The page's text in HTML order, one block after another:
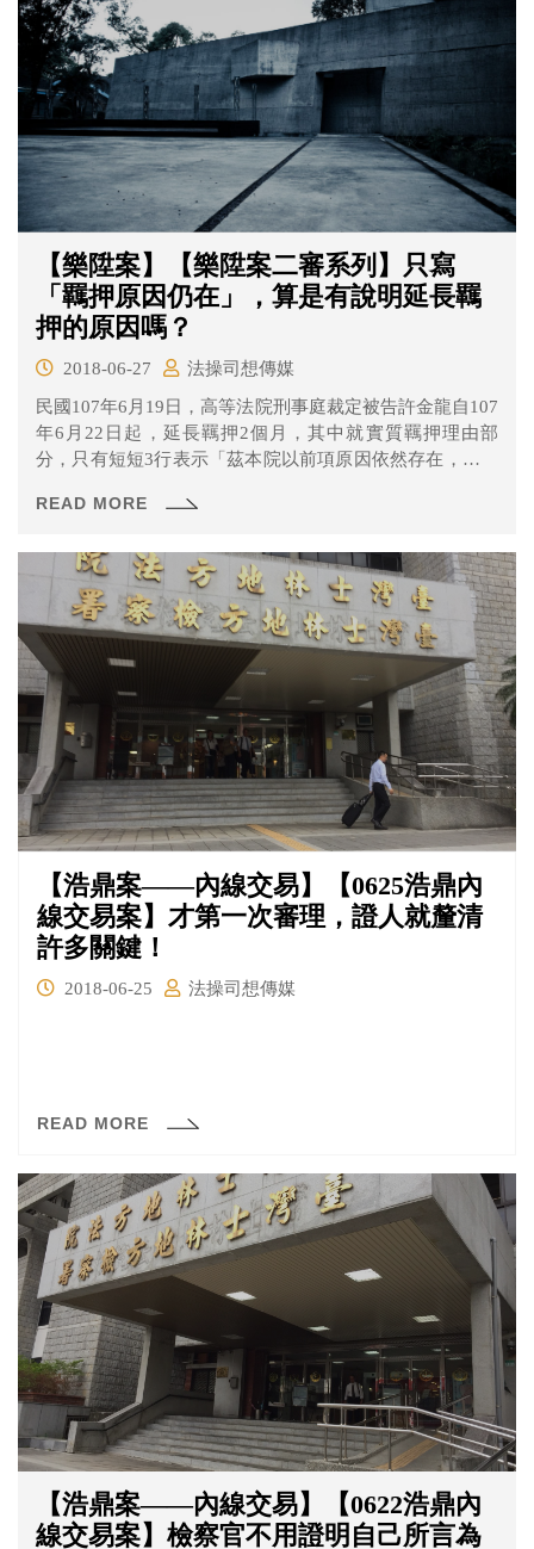
【樂陞案】【樂陞案二審系列】只寫
「羈押原因仍在」，算是有說明延長羈
押的原因嗎？
2018-06-27
法操司想傳媒
民國107年6月19日，高等法院刑事庭裁定被告許金龍自107
年6月22日起，延長羈押2個月，其中就實質羈押理由部
分，只有短短3行表示「茲本院以前項原因依然存在，認有
依刑事訴訟法第108條第1項、第5項，裁定如主文。」。大
的裁定有哪些可以討論的地方呢？
READ MORE
【浩鼎案——內線交易】【0625浩鼎內
線交易案】才第一次審理，證人就釐清
許多關鍵！
2018-06-25 法操司想傳媒
READ MORE
【浩鼎案——內線交易】【0622浩鼎內
線交易案】檢察官不用證明自己所言為